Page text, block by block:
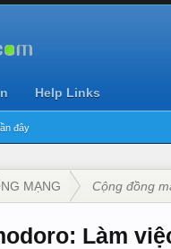
đây
Help Links
MẠNG Cộng đồng
Làm